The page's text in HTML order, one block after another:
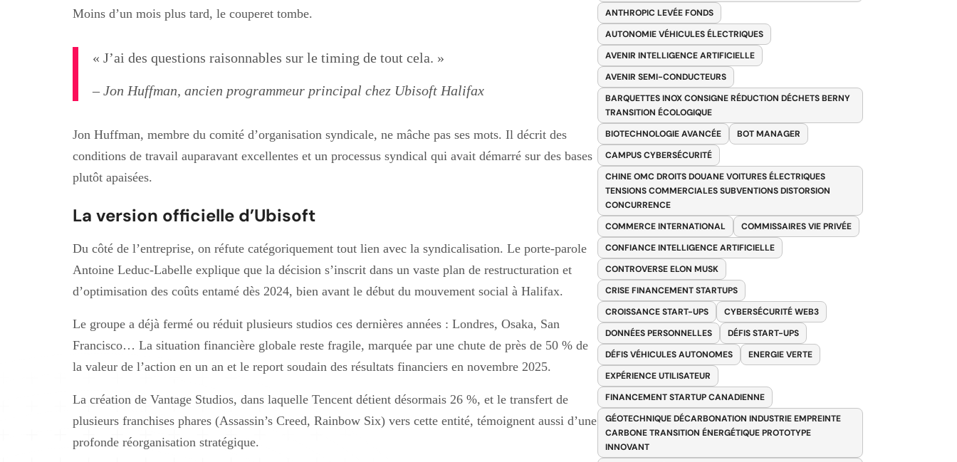
Moins d’un mois plus tard, le couperet tombe.
« J’ai des questions raisonnables sur le timing de tout cela. »
– Jon Huffman, ancien programmeur principal chez Ubisoft Halifax
Jon Huffman, membre du comité d’organisation syndicale, ne mâche pas ses mots. Il décrit des
conditions de travail auparavant excellentes et un processus syndical qui avait démarré sur des bases
plutôt apaisées.
La version officielle d’Ubisoft
Du côté de l’entreprise, on réfute catégoriquement tout lien avec la syndicalisation. Le porte-parole
Antoine Leduc-Labelle explique que la décision s’inscrit dans un vaste plan de restructuration et
d’optimisation des coûts entamé dès 2024, bien avant le début du mouvement social à Halifax.
Le groupe a déjà fermé ou réduit plusieurs studios ces dernières années : Londres, Osaka, San
Francisco… La situation financière globale reste fragile, marquée par une chute de près de 50 % de
la valeur de l’action en un an et le report soudain des résultats financiers en novembre 2025.
La création de Vantage Studios, dans laquelle Tencent détient désormais 26 %, et le transfert de
plusieurs franchises phares (Assassin’s Creed, Rainbow Six) vers cette entité, témoignent aussi d’une
profonde réorganisation stratégique.
ANTHROPIC LEVÉE FONDS
AUTONOMIE VÉHICULES ÉLECTRIQUES
AVENIR INTELLIGENCE ARTIFICIELLE
AVENIR SEMI-CONDUCTEURS
BARQUETTES INOX CONSIGNE RÉDUCTION DÉCHETS BERNY
TRANSITION ÉCOLOGIQUE
BIOTECHNOLOGIE AVANCÉE
BOT MANAGER
CAMPUS CYBERSÉCURITÉ
CHINE OMC DROITS DOUANE VOITURES ÉLECTRIQUES
TENSIONS COMMERCIALES SUBVENTIONS DISTORSION
CONCURRENCE
COMMERCE INTERNATIONAL
COMMISSAIRES VIE PRIVÉE
CONFIANCE INTELLIGENCE ARTIFICIELLE
CONTROVERSE ELON MUSK
CRISE FINANCEMENT STARTUPS
CROISSANCE START-UPS
CYBERSÉCURITÉ WEB3
DONNÉES PERSONNELLES
DÉFIS START-UPS
DÉFIS VÉHICULES AUTONOMES
ENERGIE VERTE
EXPÉRIENCE UTILISATEUR
FINANCEMENT STARTUP CANADIENNE
GÉOTECHNIQUE DÉCARBONATION INDUSTRIE EMPREINTE
CARBONE TRANSITION ÉNERGÉTIQUE PROTOTYPE
INNOVANT